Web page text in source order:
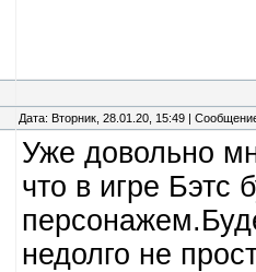
Дата: Вторник, 28.01.20, 15:49 |
Уже довольно
что в игре Бэтс
недолго не